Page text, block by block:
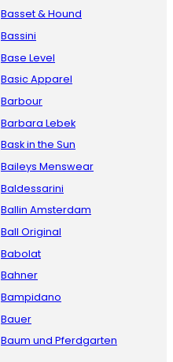
Basset & Hound
Bassini
Base Level
Basic Apparel
Barbour
Barbara Lebek
Bask in the Sun
Baileys Menswear
Baldessarini
Ballin Amsterdam
Ball Original
Babolat
Bahner
Bampidano
Bauer
Baum und Pferdgarten